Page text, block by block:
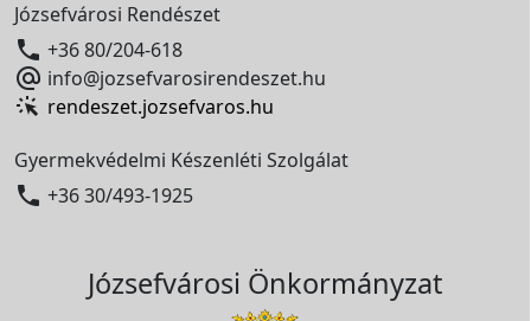
Józsefvárosi Rendészet
 +36 80/204-618
 info@jozsefvarosirendeszet.hu
rendeszet.jozsefvaros.hu
Gyermekvédelmi Készenléti Szolgálat
 +36 30/493-1925
Józsefvárosi Önkormányzat